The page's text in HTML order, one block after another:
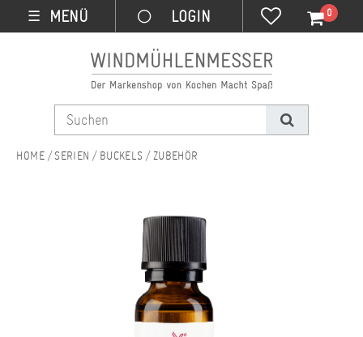
☰ MENÜ 0
SERIEN BUCKELS ZUBEHÖR